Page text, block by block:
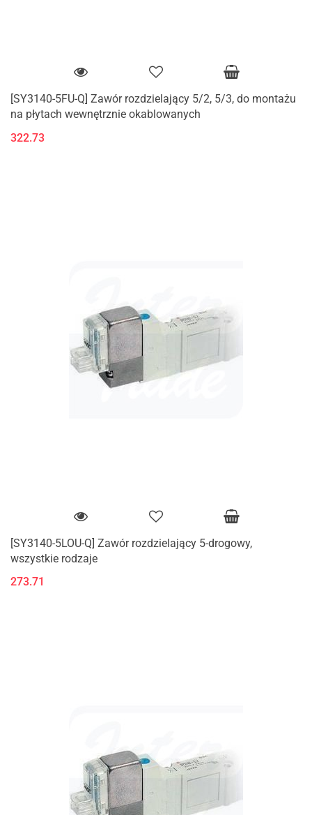
[SY3140-5FU-Q] Zawór rozdzielający 5/2, 5/3, do montażu
na płytach wewnętrznie okablowanych
322.73
[SY3140-5LOU-Q] Zawór rozdzielający 5-drogowy,
wszystkie rodzaje
273.71